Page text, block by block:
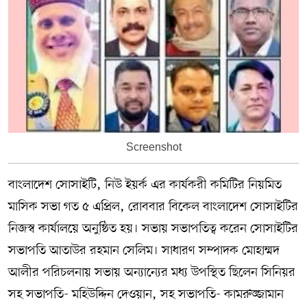
Screenshot
বাংলাদেশ সোসাইটি, নিউ ইয়র্ক এর কার্যকরী কমিটির নিয়মিত
মাসিক সভা গত ৫ এপ্রিল, রোববার বিকেল বাংলাদেশ সোসাইটির
নিজস্ব কার্যালয়ে অনুষ্ঠিত হয়। সভায় সভাপতিত্ব করেন সোসাইটির
সভাপতি আতাউর রহমান সেলিম। সাধারণ সম্পাদক মোহাম্মদ
আলীর পরিচলনায় সভায় অন্যান্যের মধ্য উপস্থিত ছিলেন সিনিয়র
সহ সভাপতি- মহিউদ্দিন দেওয়ান, সহ সভাপতি- কামরুজ্জামান